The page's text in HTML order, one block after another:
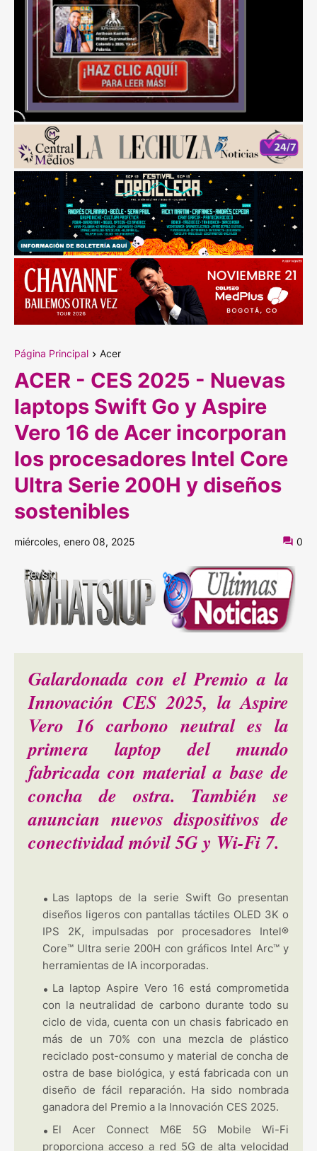
Página Principal Acer
ACER - CES 2025 - Nuevas
laptops Swift Go y Aspire
Vero 16 de Acer incorporan
los procesadores Intel Core
Ultra Serie 200H y diseños
sostenibles
miércoles, enero 08, 2025 0
Galardonada con el Premio a la
Innovación CES 2025, la Aspire
Vero 16 carbono neutral es la
primera laptop del mundo
fabricada con material a base de
concha de ostra. También se
anuncian nuevos dispositivos de
conectividad móvil 5G y Wi-Fi 7.
Las laptops de la serie Swift Go presentan
diseños ligeros con pantallas táctiles OLED 3K o
IPS 2K, impulsadas por procesadores Intel®
Core™ Ultra serie 200H con gráficos Intel Arc™ y
herramientas de IA incorporadas.
La laptop Aspire Vero 16 está comprometida
con la neutralidad de carbono durante todo su
ciclo de vida, cuenta con un chasis fabricado en
más de un 70% con una mezcla de plástico
reciclado post-consumo y material de concha de
ostra de base biológica, y está fabricada con un
diseño de fácil reparación. Ha sido nombrada
ganadora del Premio a la Innovación CES 2025.
El Acer Connect M6E 5G Mobile Wi-Fi
proporciona acceso a red 5G de alta velocidad